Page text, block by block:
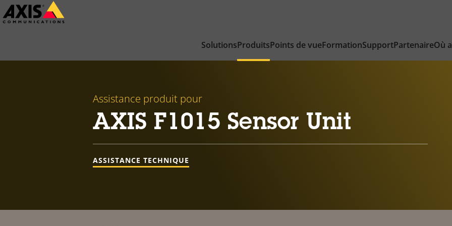
Passer
au
SolutionsProduitsPoints de vueFormationSupportPartenaireOù
Assistance produit pour
AXIS F1015 Sensor Unit
ASSISTANCE TECHNIQUE